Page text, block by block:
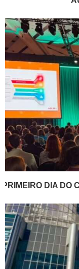
PRIMEIRO DIA DO